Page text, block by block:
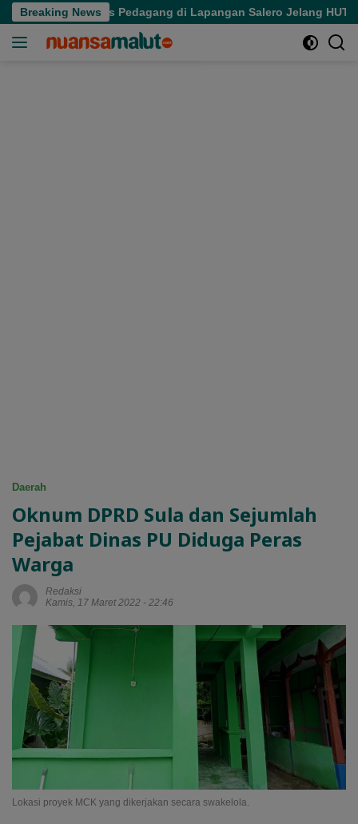
Langsung
ke
Breaking News
Aktivitas Pedagang di Lapangan Salero Jelang HUT RI
Daerah
Oknum DPRD Sula dan Sejumlah
Pejabat Dinas PU Diduga Peras
Warga
Redaksi
Kamis, 17 Maret 2022 - 22:46
Lokasi proyek MCK yang dikerjakan secara swakelola.